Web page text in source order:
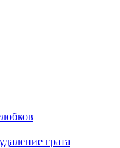
грата